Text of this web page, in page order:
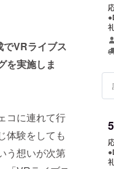
でVRライブス
を実施しま
コに連れて行
体験をしても
う想いが次第